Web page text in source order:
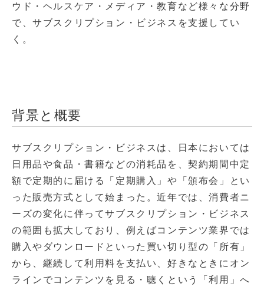
ウド・ヘルスケア・メディア・教育など様々な分野
で、サブスクリプション・ビジネスを支援してい
く。
背景と概要
サブスクリプション・ビジネスは、日本においては
日用品や食品・書籍などの消耗品を、契約期間中定
額で定期的に届ける「定期購入」や「頒布会」とい
った販売方式として始まった。近年では、消費者ニ
ーズの変化に伴ってサブスクリプション・ビジネス
の範囲も拡大しており、例えばコンテンツ業界では
購入やダウンロードといった買い切り型の「所有」
から、継続して利用料を支払い、好きなときにオン
ラインでコンテンツを見る・聴くという「利用」へ